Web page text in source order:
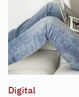
Digital